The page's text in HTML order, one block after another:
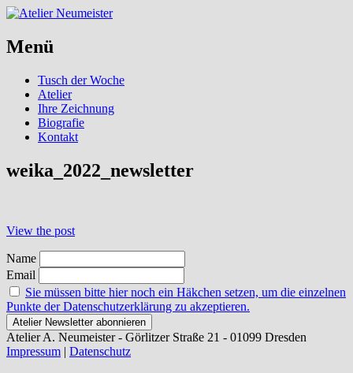
Menü
Skip
content
Tusch der Woche
Atelier
Ihre Zeichnung
Biografie
Kontakt
weika_2022_newsletter
Post
navigation
View the post
Name
Email
Sie müssen bitte hier noch ein Häkchen setzen, um die einzelnen
Punkte der Datenschutzerklärung zu akzeptieren.
Atelier A. Neumeister - Görlitzer Straße 21 - 01099 Dresden
Impressum | Datenschutz